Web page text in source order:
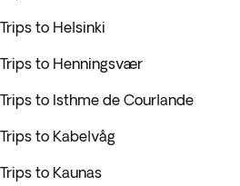
Trips to Helsinki
Trips to Henningsvær
Trips to Isthme de Courlande
Trips to Kabelvåg
Trips to Kaunas